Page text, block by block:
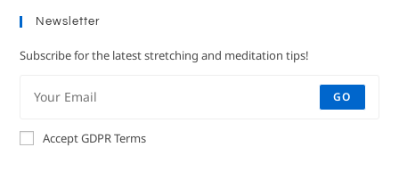
Newsletter
Subscribe for the latest stretching and meditation tips!
GO
Accept GDPR Terms